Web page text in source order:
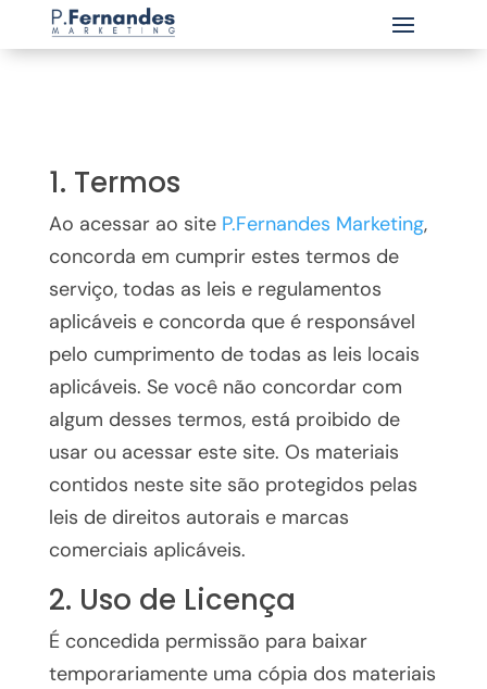
1. Termos
Ao acessar ao site P.Fernandes Marketing,
concorda em cumprir estes termos de
serviço, todas as leis e regulamentos
aplicáveis ​​e concorda que é responsável
pelo cumprimento de todas as leis locais
aplicáveis. Se você não concordar com
algum desses termos, está proibido de
usar ou acessar este site. Os materiais
contidos neste site são protegidos pelas
leis de direitos autorais e marcas
comerciais aplicáveis.
2. Uso de Licença
É concedida permissão para baixar
temporariamente uma cópia dos materiais